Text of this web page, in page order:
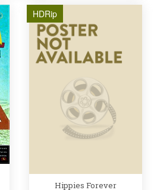
HDRip
Hippies Forever